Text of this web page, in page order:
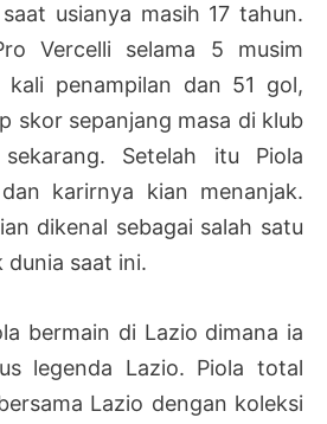
usianya masih 17 tahun.
Vercelli selama 5 musim
penampilan dan 51 gol,
skor sepanjang masa di klub
Setelah itu Piola
karirnya kian menanjak.
dikenal sebagai salah satu
saat ini.
bermain di Lazio dimana ia
legenda Lazio. Piola total
Lazio dengan koleksi